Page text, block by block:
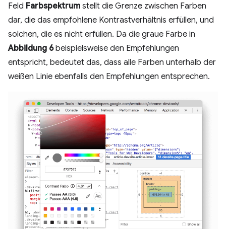
Feld Farbspektrum stellt die Grenze zwischen Farben
dar, die das empfohlene Kontrastverhältnis erfüllen, und
solchen, die es nicht erfüllen. Da die graue Farbe in
Abbildung 6beispielsweise den Empfehlungen
entspricht, bedeutet das, dass alle Farben unterhalb der
weißen Linie ebenfalls den Empfehlungen entsprechen.